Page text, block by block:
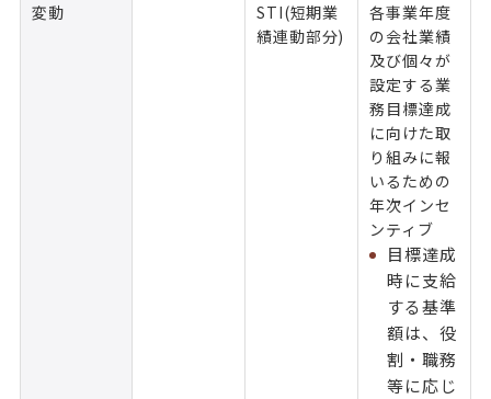
変動
STI(短期業
績連動部分)
各事業年度
の会社業績
及び個々が
設定する業
務目標達成
に向けた取
り組みに報
いるための
年次インセ
ンティブ
目標達成
時に支給
する基準
額は、役
割・職務
等に応じ